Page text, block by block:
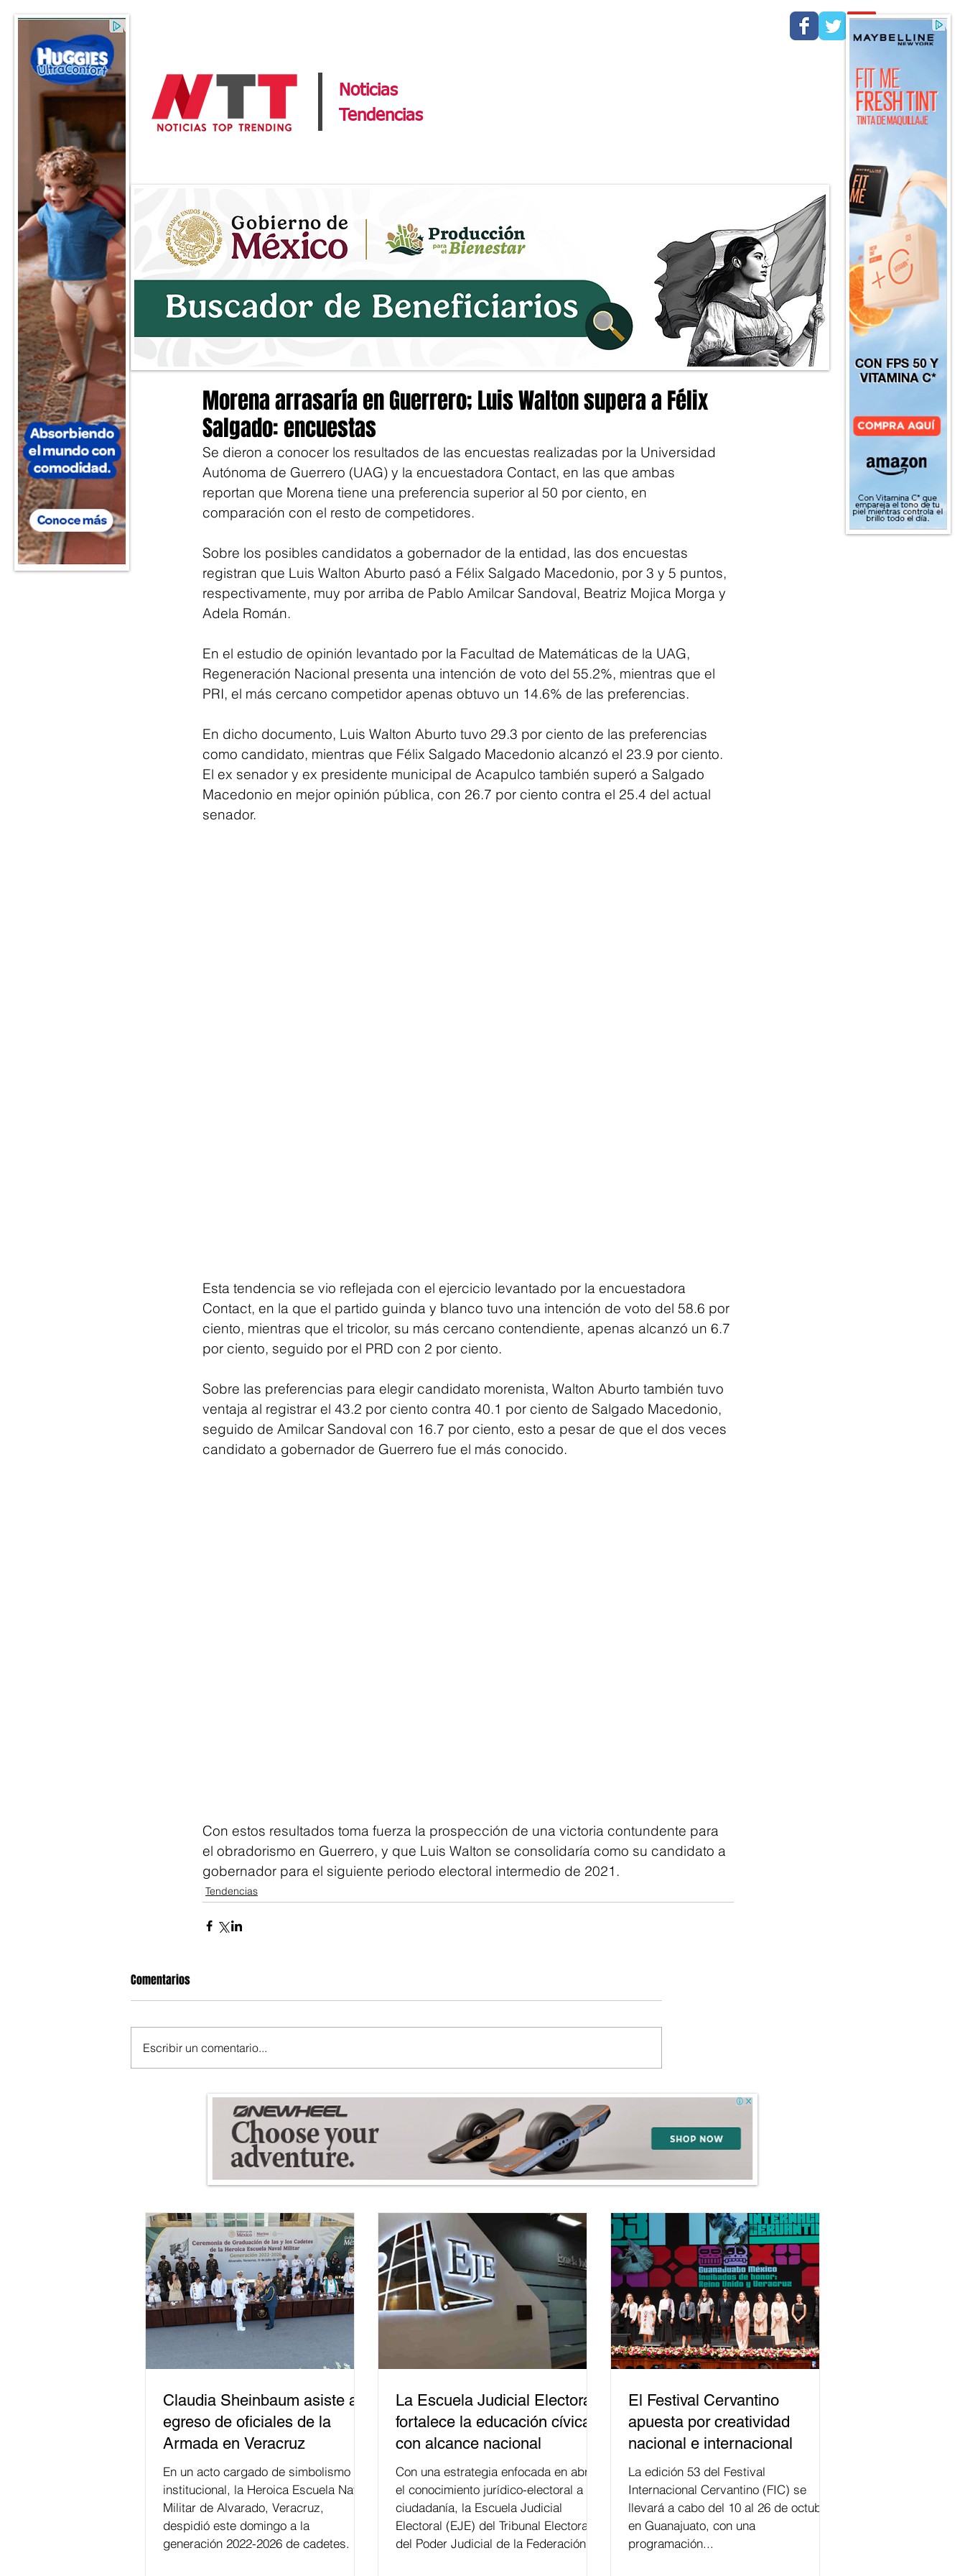
Noticias
Tendencias
Morena arrasaría en Guerrero; Luis Walton supera a Félix
Salgado: encuestas
Se dieron a conocer los resultados de las encuestas realizadas por la Universidad
Autónoma de Guerrero (UAG) y la encuestadora Contact, en las que ambas
reportan que Morena tiene una preferencia superior al 50 por ciento, en
comparación con el resto de competidores.
Sobre los posibles candidatos a gobernador de la entidad, las dos encuestas
registran que Luis Walton Aburto pasó a Félix Salgado Macedonio, por 3 y 5 puntos,
respectivamente, muy por arriba de Pablo Amilcar Sandoval, Beatriz Mojica Morga y
Adela Román.
En el estudio de opinión levantado por la Facultad de Matemáticas de la UAG,
Regeneración Nacional presenta una intención de voto del 55.2%, mientras que el
PRI, el más cercano competidor apenas obtuvo un 14.6% de las preferencias.
En dicho documento, Luis Walton Aburto tuvo 29.3 por ciento de las preferencias
como candidato, mientras que Félix Salgado Macedonio alcanzó el 23.9 por ciento.
El ex senador y ex presidente municipal de Acapulco también superó a Salgado
Macedonio en mejor opinión pública, con 26.7 por ciento contra el 25.4 del actual
senador.
Esta tendencia se vio reflejada con el ejercicio levantado por la encuestadora
Contact, en la que el partido guinda y blanco tuvo una intención de voto del 58.6 por
ciento, mientras que el tricolor, su más cercano contendiente, apenas alcanzó un 6.7
por ciento, seguido por el PRD con 2 por ciento.
Sobre las preferencias para elegir candidato morenista, Walton Aburto también tuvo
ventaja al registrar el 43.2 por ciento contra 40.1 por ciento de Salgado Macedonio,
seguido de Amilcar Sandoval con 16.7 por ciento, esto a pesar de que el dos veces
candidato a gobernador de Guerrero fue el más conocido.
Con estos resultados toma fuerza la prospección de una victoria contundente para
el obradorismo en Guerrero, y que Luis Walton se consolidaría como su candidato a
gobernador para el siguiente periodo electoral intermedio de 2021.
Tendencias
Comentarios
Escribir un comentario...
Claudia Sheinbaum asiste a
egreso de oficiales de la
Armada en Veracruz
En un acto cargado de simbolismo
institucional, la Heroica Escuela Naval
Militar de Alvarado, Veracruz,
despidió este domingo a la
generación 2022-2026 de cadetes.
La Escuela Judicial Electoral
fortalece la educación cívica
con alcance nacional
Con una estrategia enfocada en abrir
el conocimiento jurídico-electoral a la
ciudadanía, la Escuela Judicial
Electoral (EJE) del Tribunal Electoral
del Poder Judicial de la Federación ha
El Festival Cervantino
apuesta por creatividad
nacional e internacional
La edición 53 del Festival
Internacional Cervantino (FIC) se
llevará a cabo del 10 al 26 de octubre
en Guanajuato, con una
programación...